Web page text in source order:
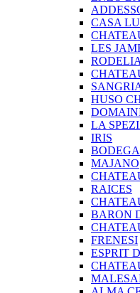
CASA
LES
RODELIA
HUSO
LA
IRIS
MAJANO
RAICES
BARON
FRENESI
ESPRIT